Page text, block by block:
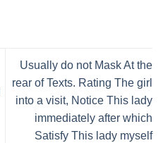
Usually do not Mask At the
rear of Texts. Rating The girl
into a visit, Notice This lady
immediately after which
Satisfy This lady myself